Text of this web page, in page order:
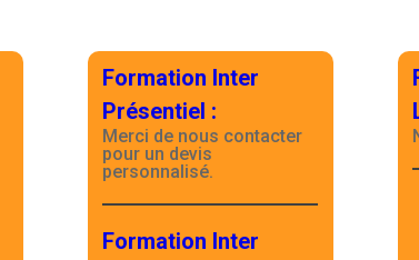
Formation Inter
Présentiel :
Merci de nous contacter
pour un devis
personnalisé.
Formation Inter